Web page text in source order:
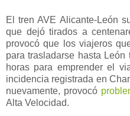
El tren AVE Alicante-León
que dejó tirados a
provocó que los viajeros
para trasladarse hasta
horas para emprender el
incidencia registrada en
nuevamente, provocó
Alta Velocidad.